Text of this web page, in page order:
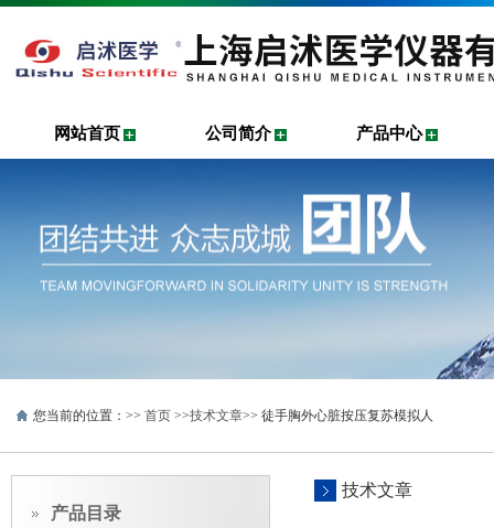
网站首页 公司简介 产品中心
您当前的位置：>> 首页 >>技术文章>> 徒手胸外心脏按压复苏模拟人
产品目录
技术文章